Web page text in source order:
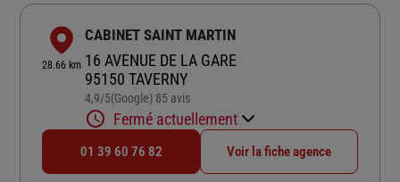
28.66 km
CABINET SAINT MARTIN
16 AVENUE DE LA GARE
95150 TAVERNY
4,9/5Note de 4.9 sur 5
(Google) 85 avis
Fermé actuellement
01 39 60 76 82 Voir la fiche agence